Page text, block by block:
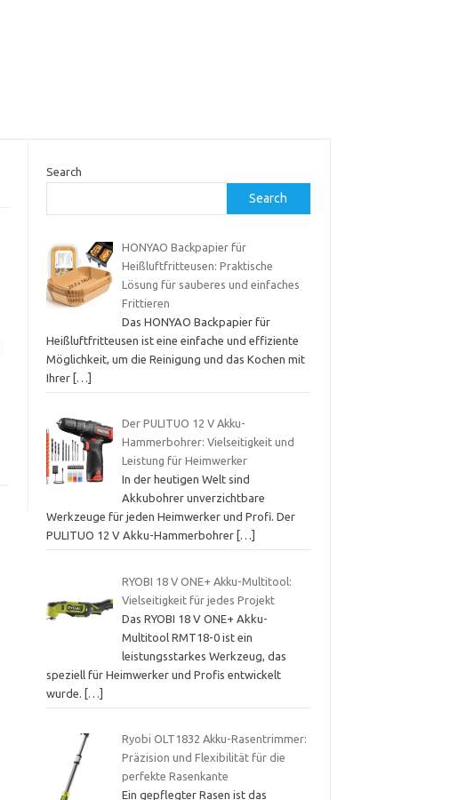
Search
Search
HONYAO Backpapier für
Heißluftfritteusen: Praktische
Lösung für sauberes und einfaches
Frittieren
Das HONYAO Backpapier für
Heißluftfritteusen ist eine einfache und effiziente
Möglichkeit, um die Reinigung und das Kochen mit
Ihrer […]
Der PULITUO 12 V Akku-
Hammerbohrer: Vielseitigkeit und
Leistung für Heimwerker
In der heutigen Welt sind
Akkubohrer unverzichtbare
Werkzeuge für jeden Heimwerker und Profi. Der
PULITUO 12 V Akku-Hammerbohrer […]
RYOBI 18 V ONE+ Akku-Multitool:
Vielseitigkeit für jedes Projekt
Das RYOBI 18 V ONE+ Akku-
Multitool RMT18-0 ist ein
leistungsstarkes Werkzeug, das
speziell für Heimwerker und Profis entwickelt
wurde.
[…]
Ryobi OLT1832 Akku-Rasentrimmer:
Präzision und Flexibilität für die
perfekte Rasenkante
Ein gepflegter Rasen ist das